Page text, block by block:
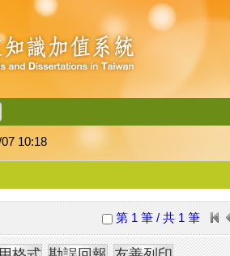
10:18
第 1 筆 / 共 1 筆